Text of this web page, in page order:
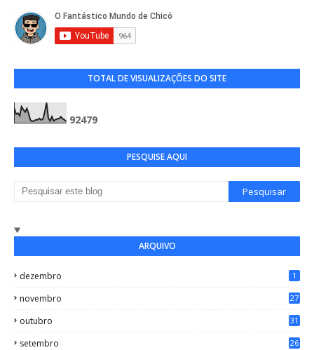
TOTAL DE VISUALIZAÇÕES DO SITE
92479
PESQUISE AQUI
ARQUIVO
dezembro 1
novembro 27
outubro 31
setembro 26